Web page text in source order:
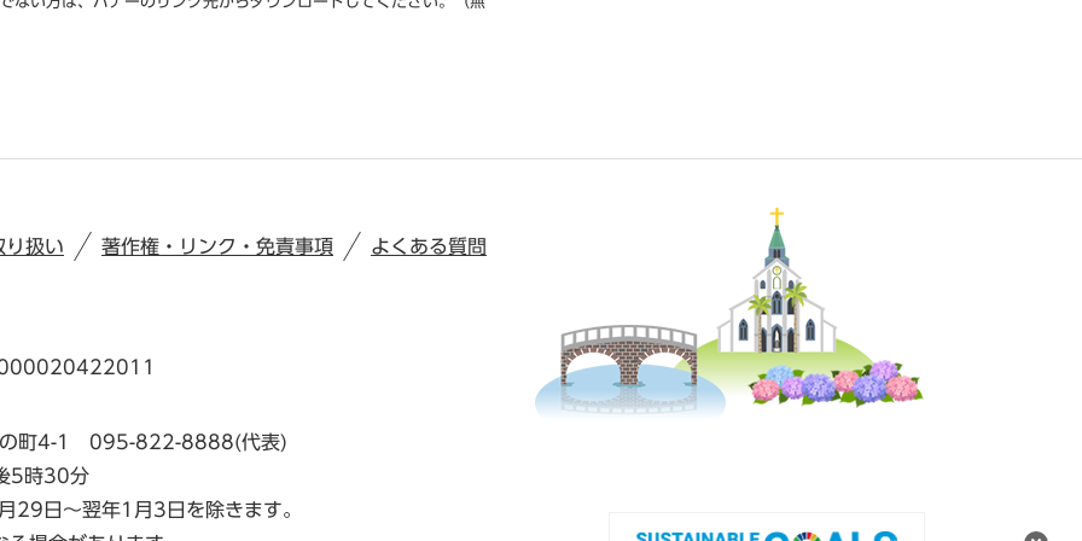
り扱い 著作権・リンク・免責事項 よくある質問
町4-1
095-822-8888(代表)
5時30分
29日～翌年1月3日を除きます。